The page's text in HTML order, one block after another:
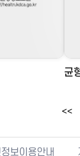
균
<<
보이용안내